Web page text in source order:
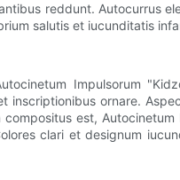
reddunt. Autocurrus
salutis et iucunditatis
Impulsorum
ornare.
est,
clari et designum